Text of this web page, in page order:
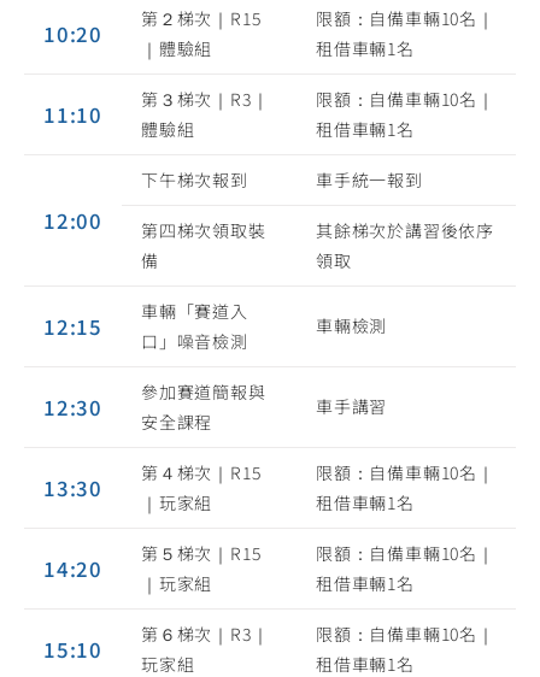
10:20
第２梯次｜R15
｜體驗組
限額：自備車輛10名｜
租借車輛1名
11:10
第３梯次｜R3｜
體驗組
限額：自備車輛10名｜
租借車輛1名
12:00
下午梯次報到 車手統一報到
第四梯次領取裝
備
其餘梯次於講習後依序
領取
12:15
車輛「賽道入
口」噪音檢測
車輛檢測
12:30
參加賽道簡報與
安全課程
車手講習
13:30
第４梯次｜R15
｜玩家組
限額：自備車輛10名｜
租借車輛1名
14:20
第５梯次｜R15
｜玩家組
限額：自備車輛10名｜
租借車輛1名
15:10
第６梯次｜R3｜
玩家組
限額：自備車輛10名｜
租借車輛1名